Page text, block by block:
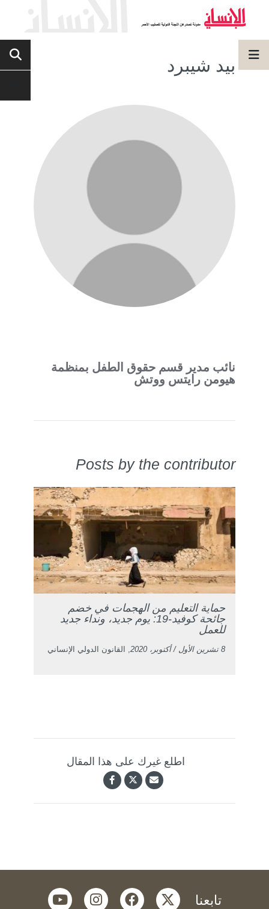
بيد شيبرد
نائب مدير قسم حقوق الطفل بمنظمة
هيومن رايتس ووتش
Posts by the contributor
حماية التعليم من الهجمات في خضم
جائحة كوفيد-19: يوم جديد، ونداء جديد
للعمل
8 تشرين الأول / أكتوبر، 2020 , القانون الدولي الإنساني
اطلع غيرك على هذا المقال
تابعنا twitter
facebook
instagram
youtube